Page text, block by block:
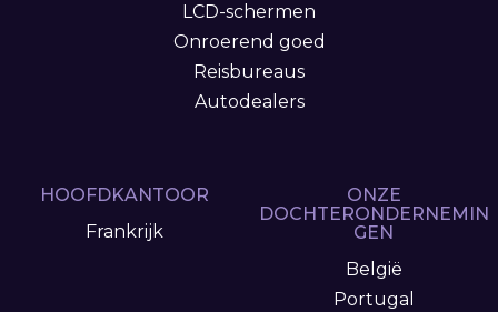
LCD-schermen
Onroerend goed
Reisbureaus
Autodealers
HOOFDKANTOOR
Frankrijk
ONZE
DOCHTERONDERNEMIN
GEN
België
Portugal